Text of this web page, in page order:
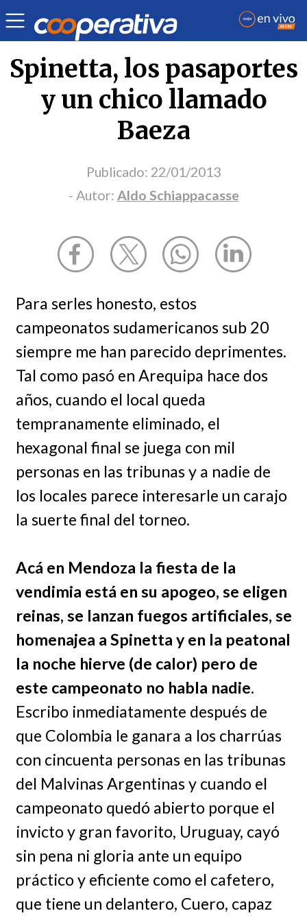
Opinión | Aldo Schiappacasse
Spinetta, los pasaportes
y un chico llamado
Baeza
Publicado: 22/01/2013
- Autor: Aldo Schiappacasse
Para serles honesto, estos
campeonatos sudamericanos sub 20
siempre me han parecido deprimentes.
Tal como pasó en Arequipa hace dos
años, cuando el local queda
tempranamente eliminado, el
hexagonal final se juega con mil
personas en las tribunas y a nadie de
los locales parece interesarle un carajo
la suerte final del torneo.
Acá en Mendoza la fiesta de la
vendimia está en su apogeo, se eligen
reinas, se lanzan fuegos artificiales, se
homenajea a Spinetta y en la peatonal
la noche hierve (de calor) pero de
este campeonato no habla nadie.
Escribo inmediatamente después de
que Colombia le ganara a los charrúas
con cincuenta personas en las tribunas
del Malvinas Argentinas y cuando el
campeonato quedó abierto porque el
invicto y gran favorito, Uruguay, cayó
sin pena ni gloria ante un equipo
práctico y eficiente como el cafetero,
que tiene un delantero, Cuero, capaz